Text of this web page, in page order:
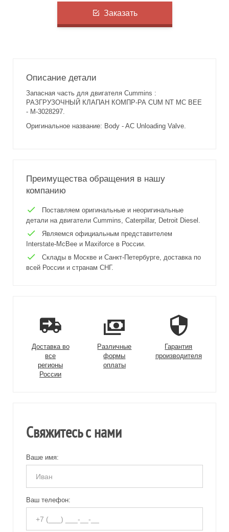
Заказать
Описание детали
Запасная часть для двигателя Cummins :
РАЗГРУЗОЧНЫЙ КЛАПАН КОМПР-РА CUM NT MC BEE
- M-3028297.
Оригинальное название: Body - AC Unloading Valve.
Преимущества обращения в нашу
компанию
Поставляем оригинальные и неоригинальные
детали на двигатели Cummins, Caterpillar, Detroit Diesel.
Являемся официальным представителем
Interstate-McBee и Maxiforce в России.
Склады в Москве и Санкт-Петербурге, доставка по
всей России и странам СНГ.
Доставка во
все
регионы
России
Различные
формы
оплаты
Гарантия
производителя
Свяжитесь с нами
Ваше имя:
Ваш телефон: